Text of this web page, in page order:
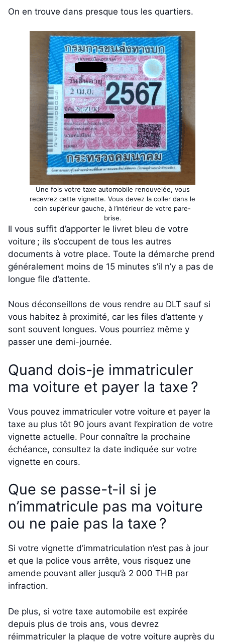
On en trouve dans presque tous les quartiers.
Une fois votre taxe automobile renouvelée, vous
recevrez cette vignette. Vous devez la coller dans le
coin supérieur gauche, à l’intérieur de votre pare-
brise.
Il vous suffit d’apporter le livret bleu de votre
voiture ; ils s’occupent de tous les autres
documents à votre place. Toute la démarche prend
généralement moins de 15 minutes s’il n’y a pas de
longue file d’attente.
Nous déconseillons de vous rendre au DLT sauf si
vous habitez à proximité, car les files d’attente y
sont souvent longues. Vous pourriez même y
passer une demi-journée.
Quand dois-je immatriculer
ma voiture et payer la taxe ?
Vous pouvez immatriculer votre voiture et payer la
taxe au plus tôt 90 jours avant l’expiration de votre
vignette actuelle. Pour connaître la prochaine
échéance, consultez la date indiquée sur votre
vignette en cours.
Que se passe-t-il si je
n’immatricule pas ma voiture
ou ne paie pas la taxe ?
Si votre vignette d’immatriculation n’est pas à jour
et que la police vous arrête, vous risquez une
amende pouvant aller jusqu’à 2 000 THB par
infraction.
De plus, si votre taxe automobile est expirée
depuis plus de trois ans, vous devrez
réimmatriculer la plaque de votre voiture auprès du